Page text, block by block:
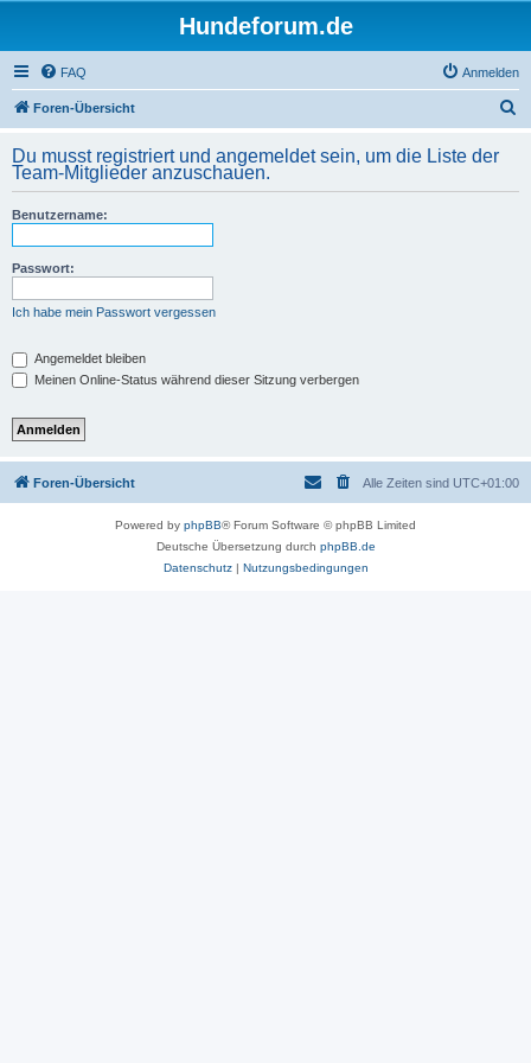
Hundeforum.de
FAQ Anmelden
Foren-Übersicht
h
Du musst registriert und angemeldet sein, um die Liste der
Team-Mitglieder anzuschauen.
Benutzername:
Passwort:
Ich habe mein Passwort vergessen
Angemeldet bleiben
Meinen Online-Status während dieser Sitzung verbergen
Foren-Übersicht Alle Zeiten sind UTC+01:00
Powered by phpBB® Forum Software © phpBB Limited
Deutsche Übersetzung durch phpBB.de
Datenschutz| Nutzungsbedingungen